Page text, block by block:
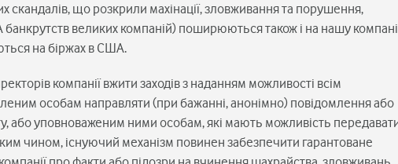
скандалів, що розкрили махінації, зловживання та порушення,
великих компаній) поширюються також і на нашу
на біржах в США.
компанії вжити заходів з наданням можливості всім
особам направляти (при бажанні, анонімно) повідомлення або
або уповноваженим ними особам, які мають можливість
чином, існуючий механізм повинен забезпечити гарантоване